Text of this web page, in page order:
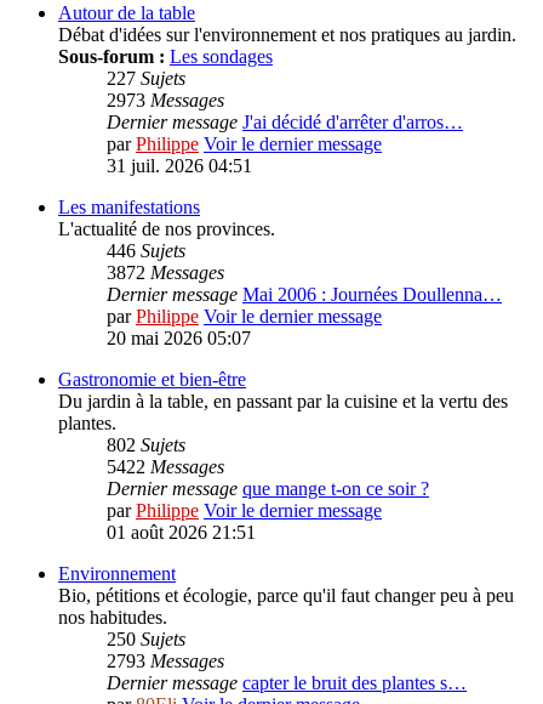
Autour de la table
Débat d'idées sur l'environnement et nos pratiques au jardin.
Sous-forum : Les sondages
227 Sujets
2973 Messages
Dernier message J'ai décidé d'arrêter d'arros…
parPhilippe Voir le dernier message
31 juil. 2026 04:51
Les manifestations
L'actualité de nos provinces.
446 Sujets
3872 Messages
Dernier message Mai 2006 : Journées Doullenna…
parPhilippe Voir le dernier message
20 mai 2026 05:07
Gastronomie et bien-être
Du jardin à la table, en passant par la cuisine et la vertu des
plantes.
802 Sujets
5422 Messages
Dernier message que mange t-on ce soir ?
parPhilippe Voir le dernier message
01 août 2026 21:51
Environnement
Bio, pétitions et écologie, parce qu'il faut changer peu à peu
nos habitudes.
250 Sujets
2793 Messages
Dernier message capter le bruit des plantes s…